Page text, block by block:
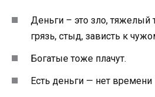
Деньги – это зло, тяжелый
грязь, стыд, зависть к
Богатые тоже плачут.
Есть деньги — нет